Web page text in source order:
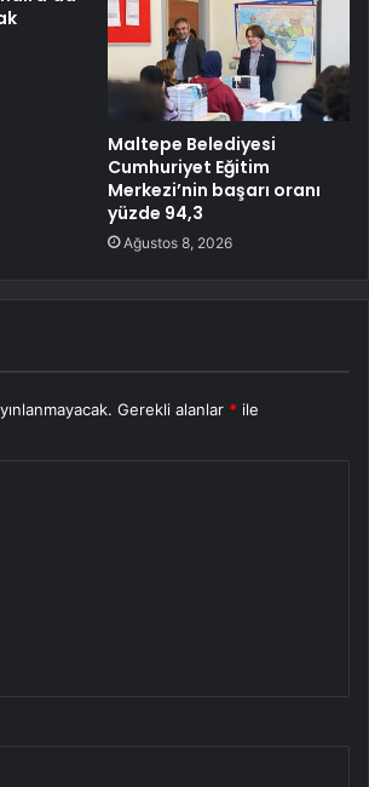
Maltepe Belediyesi
Cumhuriyet Eğitim
Merkezi’nin başarı oranı
yüzde 94,3
Ağustos 8, 2026
Gerekli alanlar * ile